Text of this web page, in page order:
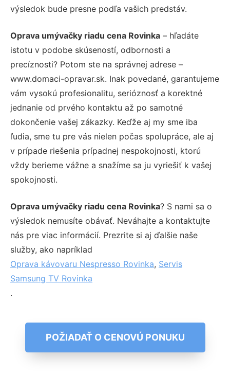
výsledok bude presne podľa vašich predstáv.
Oprava umývačky riadu cena Rovinka – hľadáte
istotu v podobe skúseností, odbornosti a
precíznosti? Potom ste na správnej adrese –
www.domaci-opravar.sk. Inak povedané, garantujeme
vám vysokú profesionalitu, serióznosť a korektné
jednanie od prvého kontaktu až po samotné
dokončenie vašej zákazky. Keďže aj my sme iba
ľudia, sme tu pre vás nielen počas spolupráce, ale aj
v prípade riešenia prípadnej nespokojnosti, ktorú
vždy berieme vážne a snažíme sa ju vyriešiť k vašej
spokojnosti.
Oprava umývačky riadu cena Rovinka? S nami sa o
výsledok nemusíte obávať. Neváhajte a kontaktujte
nás pre viac informácií. Prezrite si aj ďalšie naše
služby, ako napríklad
Oprava kávovaru Nespresso Rovinka, Servis
Samsung TV Rovinka
.
POŽIADAŤ O CENOVÚ PONUKU